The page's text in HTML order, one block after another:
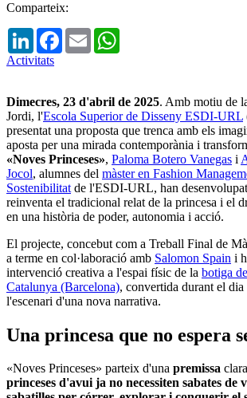
Comparteix:
LinkedInFacebook
Email
Activitats
Dimecres, 23 d'abril de 2025. Amb motiu de
Jordi, l'Escola Superior de Disseny ESDI-URL
presentat una proposta que trenca amb els
aposta per una mirada contemporània i
«Noves Princeses», Paloma Botero Vanegas i
Jocol, alumnes del màster en Fashion
Sostenibilitat de l'ESDI-URL, han
reinventa el tradicional relat de la princesa i el
en una història de poder, autonomia i acció.
El projecte, concebut com a Treball Final de
a terme en col·laboració amb Salomon Spain i
intervenció creativa a l'espai físic de la botiga
Catalunya (Barcelona), convertida durant el dia
l'escenari d'una nova narrativa.
Una princesa que no espera
«Noves Princeses» parteix d'una premissa
princeses d'avui ja no necessiten sabates de